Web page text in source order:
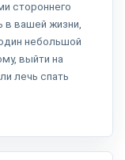
стороннего
в вашей жизни,
небольшой
выйти на
лечь спать